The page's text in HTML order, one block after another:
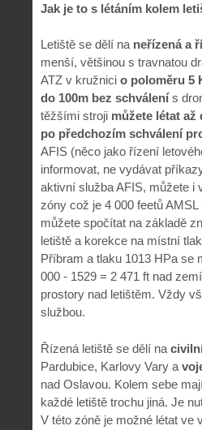
Jak je to s létáním kolem
Letiště se dělí na neřízená a
menší, většinou s travnatou
ATZ v kružnici o poloměru 5
do 100m bez schválenís
těžšími stroji můžete létat až
po předchozím schválení
AFIS (něco jako řízení
informovat, ne vydávat
aktivní služba AFIS, můžete i
zóny což je 4 000 feetů
můžete spočítat na základě
letiště a korekce na místní
Příbram a tlaku 1013 HPa se
000 - 1529 = 2 471 ft nad
prostory nad letištěm. Vždy
službou.
Řízená letiště se dělí na
Pardubice, Karlovy Vary a
nad Oslavou. Kolem sebe
každé letiště trochu jiná. Je
V této zóně je možné létat ve